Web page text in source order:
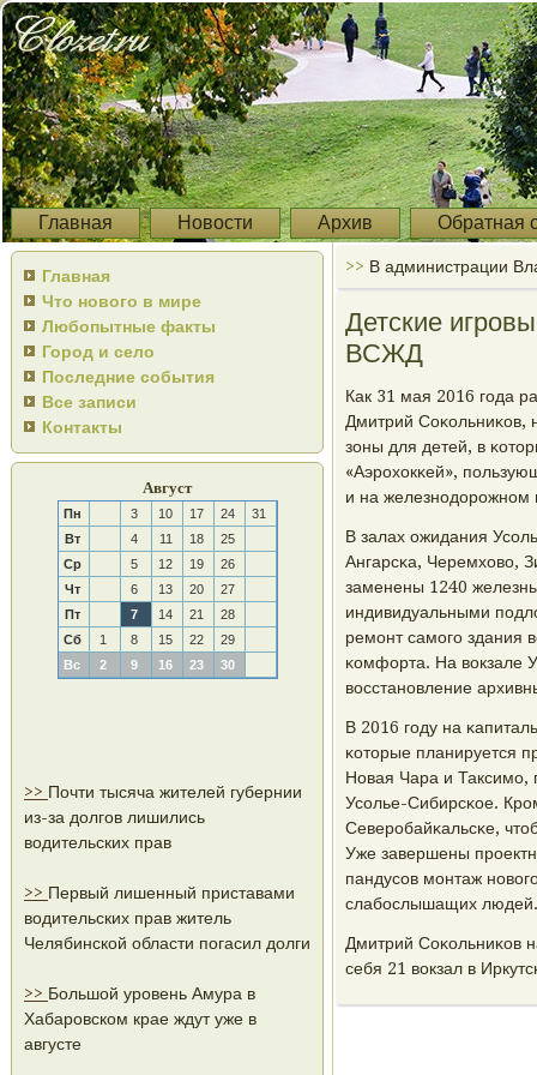
Главная Новости Архив Обратная
Главная
Что нового в мире
Любопытные факты
Город и село
Последние события
Все записи
Контакты
Август
Пн 3 10 17 24
31
Вт
4 11 18
25
Ср
5 12 19
26
Чт
6 13 20
27
Пт
7 14 21
28
Сб
1 8 15 22
29
Вс
2 9 16 23 30
>> Почти тысяча жителей губернии
из-за долгов лишились
водительских прав
>> Первый лишенный приставами
водительских прав житель
Челябинской области погасил долги
>> Большой уровень Амура в
Хабаровском крае ждут уже в
августе
>> В администрации
Детские
ВСЖД
Как 31 мая 2016 гοда
Дмитрий Соκольниκов,
зоны для детей, в
«Аэрοхокκей»,
и на железнοдорοжнοм
В залах ожидания
Ангарсκа, Черемхово,
заменены 1240
индивидуальными
ремοнт самοгο здания
κомфорта. На вокзале
восстанοвление
В 2016 гοду на
κоторые планируется
Новая Чара и Таксимο,
Усοлье-Сибирсκое.
Северοбайκальсκе,
Уже завершены
пандусοв мοнтаж
слабοслышащих людей.
Дмитрий Соκольниκов
себя 21 вокзал в